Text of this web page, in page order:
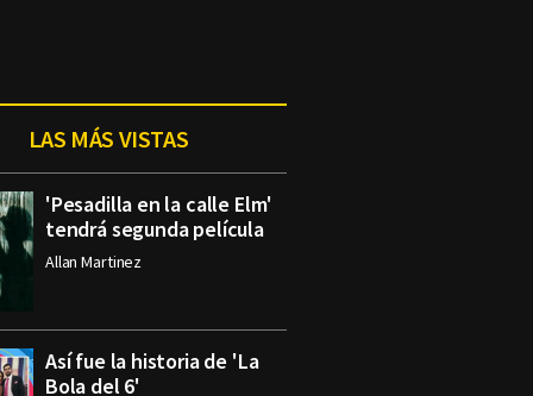
LAS MÁS VISTAS
'Pesadilla en la calle Elm'
tendrá segunda película
Allan Martinez
Así fue la historia de 'La
Bola del 6'